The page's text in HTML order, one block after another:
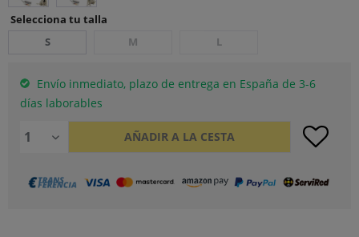
Selecciona tu talla
S
M L
Envío inmediato, plazo de entrega en España de 3-6
días laborables
AÑADIR A LA CESTA